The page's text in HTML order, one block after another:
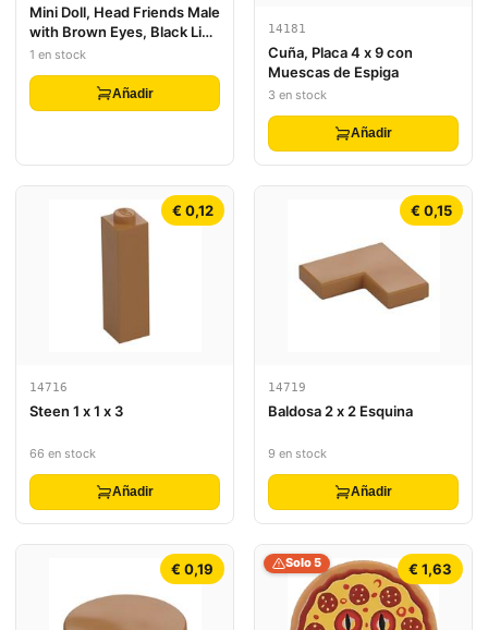
Mini Doll, Head Friends Male
with Brown Eyes, Black Lips
and Open Mouth Pattern
1 en stock
Añadir
14181
Cuña, Placa 4 x 9 con
Muescas de Espiga
3 en stock
Añadir
€ 0,12
14716
Steen 1 x 1 x 3
66 en stock
Añadir
€ 0,15
14719
Baldosa 2 x 2 Esquina
9 en stock
Añadir
€ 0,19 € 1,63
Solo 5